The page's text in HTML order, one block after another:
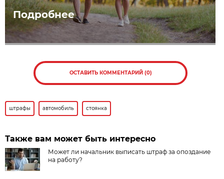
Подробнее
ОСТАВИТЬ КОММЕНТАРИЙ (0)
штрафы автомобиль стоянка
Также вам может быть интересно
Может ли начальник выписать штраф за опоздание
на работу?